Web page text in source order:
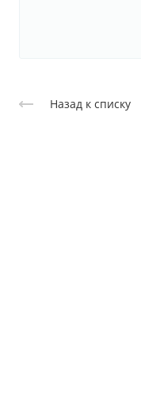
Назад к списку